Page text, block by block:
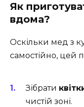
Як
вдома?
Оскільки мед з
самостійно, цей
Зібрати
чистій зоні.